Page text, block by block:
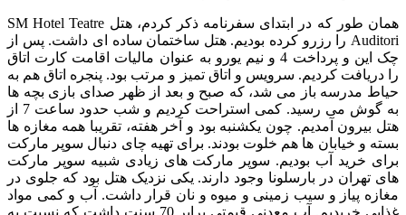
همان طور که در ابتدای سفرنامه ذکر کردم، هتل SM Hotel Teatre
Auditori را رزرو کرده بودیم. هتل ساختمان ساده ای داشت. پس از
چک این و پرداخت 4 و نیم یورو به عنوان مالیات اقامت کارت اتاق
را دریافت کردیم. سرویس و اتاق تمیز و مرتب بود. پنجره اتاق هم به
حیاط مدرسه باز می شد، که صبح و بعد از ظهر صدای بازی بچه ها
به گوش می رسید. کمی استراحت کردیم و شب حدود ساعت 7 از
هتل بیرون آمدیم. چون یکشنبه بود و آخر هفته، تقریبا همه مغازه ها
بسته و خیابان ها هم خلوت بودند. برای تهیه چای دنبال سوپر مارکت
برای خرید آب بودیم. سوپر مارکت های زیادی شبیه سوپر مارکت
های تهران در بارسلونا وجود دارند. یکی نزدیک هتل بود که جلوی در
مغازه پیاز و سیب زمینی و میوه و نان قرار داشت. آب و کمی مواد
غذایی خریدیم. آب معدنی قیمتی برابر 70 سنت داشت که نسبت به